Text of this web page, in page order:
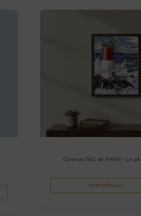
Canevas SEG de PARIS – Le
VOIR DÉTAILS